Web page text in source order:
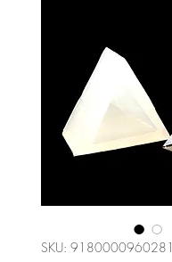
SKU: 9180000960281